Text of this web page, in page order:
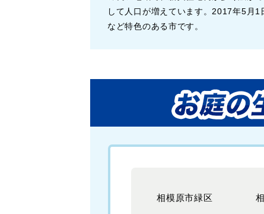
して人口が増えています。2017年5月
など特色のある市です。
相模原市緑区